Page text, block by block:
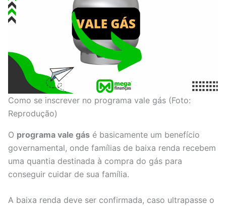
Como se inscrever no programa vale gás (Foto:
Reprodução)
O programa vale gás é basicamente um benefício
governamental, onde famílias de baixa renda recebem
uma quantia destinada à compra do gás para
conseguir cuidar de sua família.
A baixa renda deve ser confirmada, caso ultrapasse o